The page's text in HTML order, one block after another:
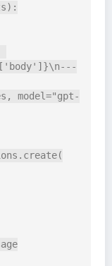
model="gpt-